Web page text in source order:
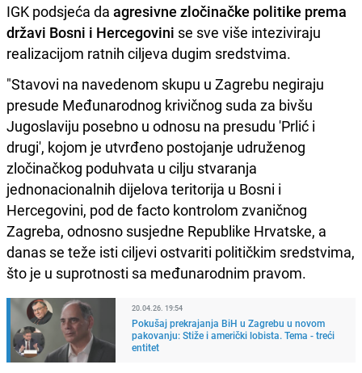
IGK podsjeća da agresivne zločinačke politike prema
državi Bosni i Hercegovini se sve više inteziviraju
realizacijom ratnih ciljeva dugim sredstvima.
"Stavovi na navedenom skupu u Zagrebu negiraju
presude Međunarodnog krivičnog suda za bivšu
Jugoslaviju posebno u odnosu na presudu 'Prlić i
drugi', kojom je utvrđeno postojanje udruženog
zločinačkog poduhvata u cilju stvaranja
jednonacionalnih dijelova teritorija u Bosni i
Hercegovini, pod de facto kontrolom zvaničnog
Zagreba, odnosno susjedne Republike Hrvatske, a
danas se teže isti ciljevi ostvariti političkim sredstvima,
što je u suprotnosti sa međunarodnim pravom.
20.04.26. 19:54
Pokušaj prekrajanja BiH u Zagrebu u novom
pakovanju: Stiže i američki lobista. Tema - treći
entitet